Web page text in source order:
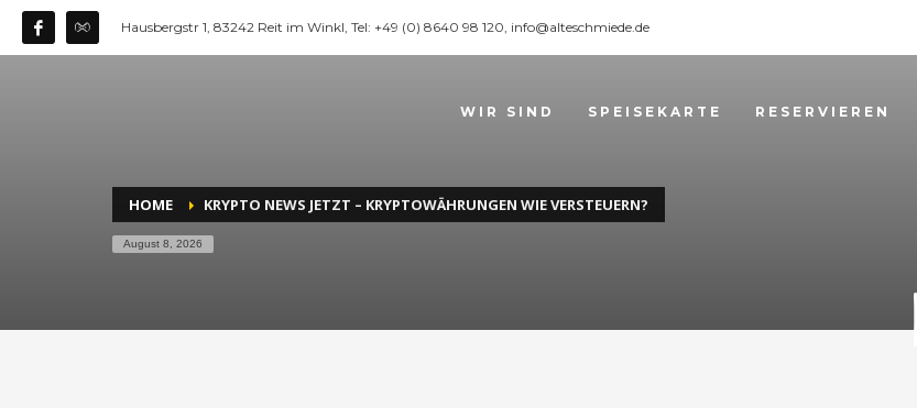
Hausbergstr 1, 83242 Reit im Winkl, Tel: +49 (0) 8640 98 120, info@alteschmiede.de
WIR SIND SPEISEKARTE RESERVIEREN
HOME KRYPTO NEWS JETZT – KRYPTOWÄHRUNGEN WIE VERSTEUERN?
August 8, 2026